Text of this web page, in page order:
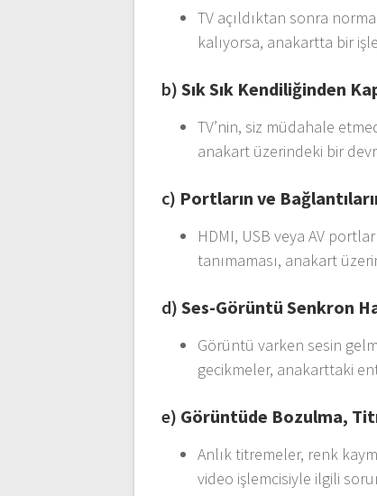
TV açıldıktan sonra
kalıyorsa, anakartta bir
b)Sık Sık Kendiliğinden
TV’nin, siz müdahale
anakart üzerindeki bir
c) Portların ve
HDMI, USB veya AV
tanımaması, anakart
d)Ses-Görüntü Senkron
Görüntü varken sesin
gecikmeler, anakarttaki
e) Görüntüde Bozulma,
Anlık titremeler, renk
video işlemcisiyle ilgili